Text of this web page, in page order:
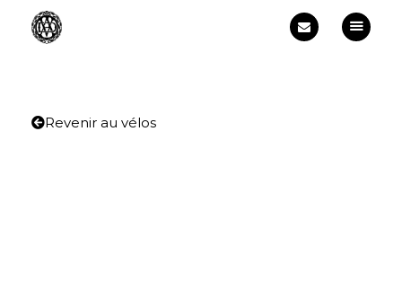
Commande
Revenir au vélos